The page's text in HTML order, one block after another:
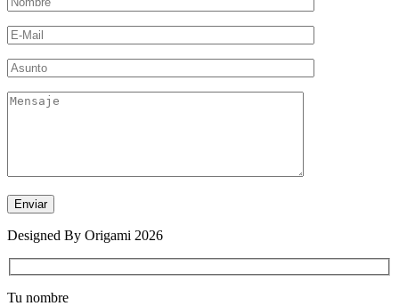
Designed By Origami 2026
Tu nombre